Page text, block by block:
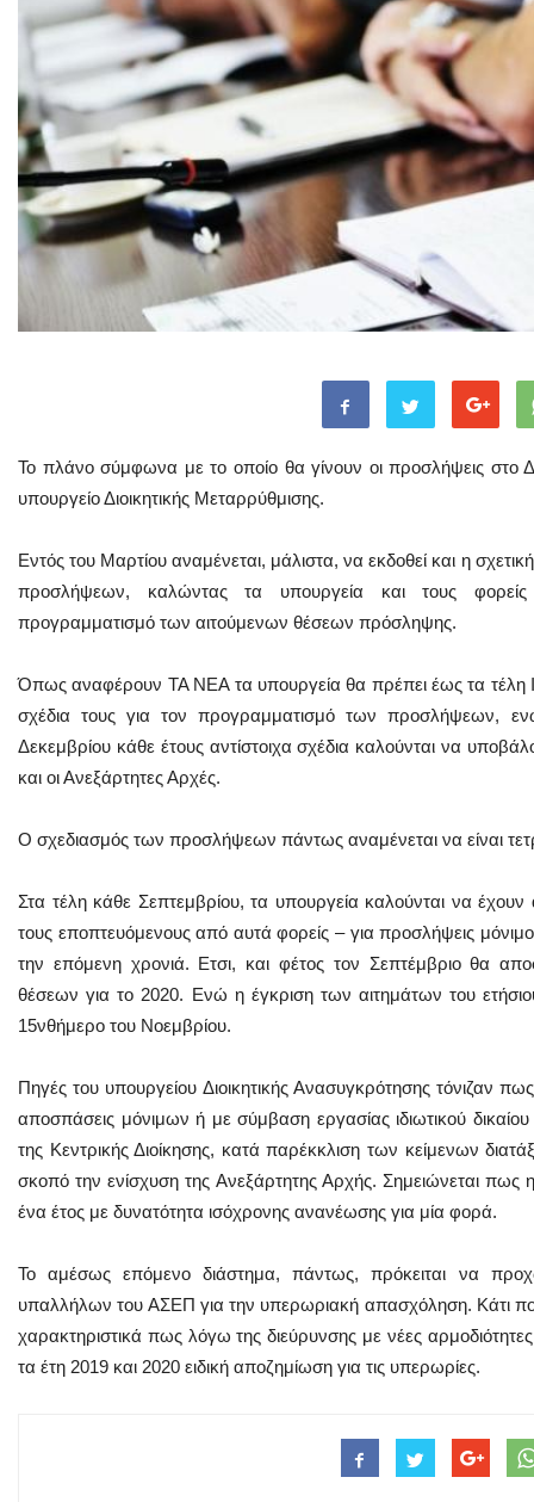
Το πλάνο σύμφωνα με το οποίο θα γίνουν οι προσλήψεις στο
υπουργείο Διοικητικής Μεταρρύθμισης.
Εντός του Μαρτίου αναμένεται, μάλιστα, να εκδοθεί και η
προσλήψεων, καλώντας τα υπουργεία και τους
προγραμματισμό των αιτούμενων θέσεων πρόσληψης.
Όπως αναφέρουν ΤΑ ΝΕΑ τα υπουργεία θα πρέπει έως τα τέλη
σχέδια τους για τον προγραμματισμό των προσλήψεων,
Δεκεμβρίου κάθε έτους αντίστοιχα σχέδια καλούνται να
και οι Ανεξάρτητες Αρχές.
Ο σχεδιασμός των προσλήψεων πάντως αναμένεται να είναι
Στα τέλη κάθε Σεπτεμβρίου, τα υπουργεία καλούνται να έχουν
τους εποπτευόμενους από αυτά φορείς – για προσλήψεις
την επόμενη χρονιά. Ετσι, και φέτος τον Σεπτέμβριο θα
θέσεων για το 2020. Ενώ η έγκριση των αιτημάτων του
15νθήμερο του Νοεμβρίου.
Πηγές του υπουργείου Διοικητικής Ανασυγκρότησης τόνιζαν
αποσπάσεις μόνιμων ή με σύμβαση εργασίας ιδιωτικού
της Κεντρικής Διοίκησης, κατά παρέκκλιση των κείμενων
σκοπό την ενίσχυση της Ανεξάρτητης Αρχής. Σημειώνεται
ένα έτος με δυνατότητα ισόχρονης ανανέωσης για μία φορά.
Το αμέσως επόμενο διάστημα, πάντως, πρόκειται να
υπαλλήλων του ΑΣΕΠ για την υπερωριακή απασχόληση. Κάτι
χαρακτηριστικά πως λόγω της διεύρυνσης με νέες
τα έτη 2019 και 2020 ειδική αποζημίωση για τις υπερωρίες.